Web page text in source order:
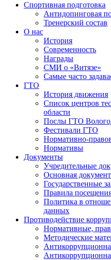
Спортивная подготовка
Антидопинговая
Тренерский состав
О нас
История
Современность
Награды
СМИ о «Витязе»
Самые часто
ГТО
История движения
Список центров
области
Послы ГТО
Фестивали ГТО
Нормативно-
Нормативы
Документы
Учредительные
Основная
Государственные
Правила
Политика в
данных
Противодействие
Нормативные,
Методические